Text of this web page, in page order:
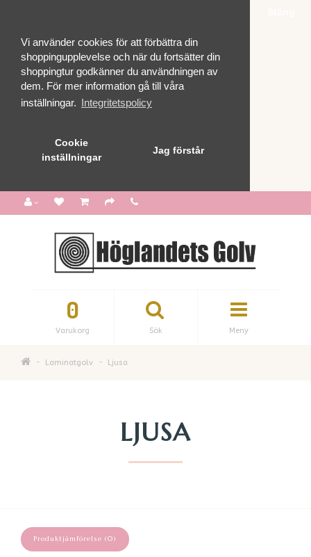
Vi använder cookies för att förbättra din
shoppingupplevelse och när du fortsätter din
shoppingtur godkänner du användningen av
dem. För mer information gå till våra
inställningar. Integritetspolicy
Cookie
inställningar
Jag förstår
Meny
Sök
0
Varukorg
Laminatgolv Ljusa
LJUSA
Produktjämförelse (0)